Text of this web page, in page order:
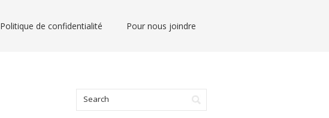
Politique de confidentialité Pour nous joindre